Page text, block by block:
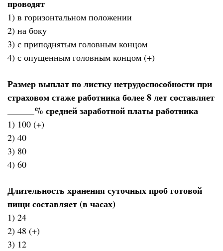
проводят
1) в горизонтальном положении
2) на боку
3) с приподнятым головным концом
4) с опущенным головным концом (+)
Размер выплат по листку нетрудоспособности при
страховом стаже работника более 8 лет составляет
______% средней заработной платы работника
1) 100 (+)
2) 40
3) 80
4) 60
Длительность хранения суточных проб готовой
пищи составляет (в часах)
1) 24
2) 48 (+)
3) 12